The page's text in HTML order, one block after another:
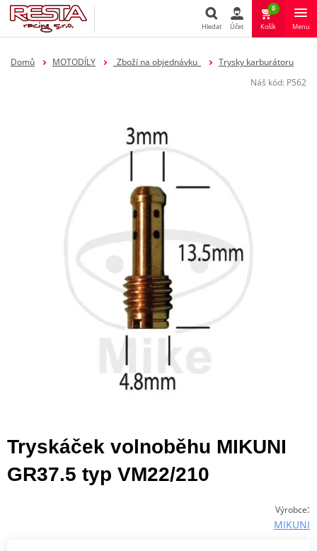
Hledat
Hledat Účet
0
Košík Menu
Domů MOTODÍLY _Zboží na objednávku_
Trysky karburátoru
Náš kód: P562
Tryskáček volnoběhu MIKUNI
GR37.5 typ VM22/210
Výrobce:
MIKUNI